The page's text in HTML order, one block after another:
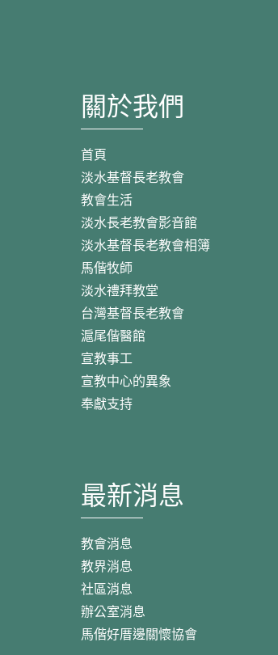
關於我們
首頁
淡水基督長老教會
教會生活
淡水長老教會影音館
淡水基督長老教會相簿
馬偕牧師
淡水禮拜教堂
台灣基督長老教會
滬尾偕醫館
宣教事工
宣教中心的異象
奉獻支持
最新消息
教會消息
教界消息
社區消息
辦公室消息
馬偕好厝邊關懷協會